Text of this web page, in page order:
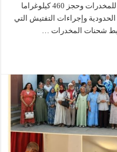
الجاري، عن إجهاض محاولة للتهريب الدولي للمخدرات وحجز 460 كيلوغراما
وإجراءات التفتيش التي
شحنات المخدرات …